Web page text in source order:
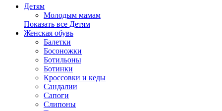
Детям
Молодым мамам
Показать все Детям
Женская обувь
Балетки
Босоножки
Ботильоны
Ботинки
Кроссовки и кеды
Сандалии
Сапоги
Слипоны